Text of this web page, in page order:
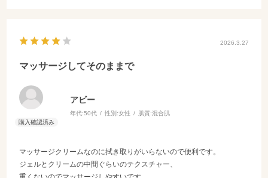
2026.3.27
マッサージしてそのままで
アビー
年代:50代 性別:女性 肌質:混合肌
マッサージクリームなのに拭き取りがいらないので便利です。
ジェルとクリームの中間ぐらいのテクスチャー、